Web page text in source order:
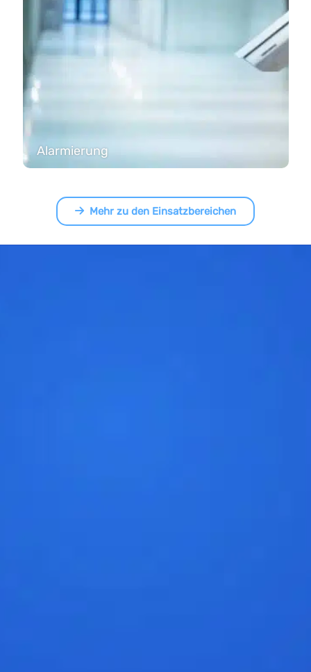
Alarmierung
Mehr zu den Einsatzbereichen